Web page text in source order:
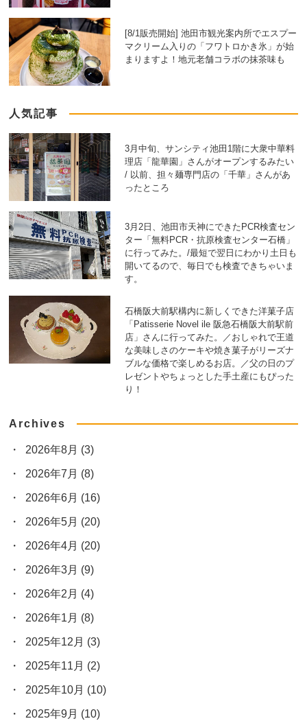
[8/1販売開始] 池田市観光案内所でエスプー
マクリーム入りの「フワトロかき氷」が始
まりますよ！地元老舗コラボの抹茶味も
人気記事
3月中旬、サンシティ池田1階に大衆中華料
理店「龍華園」さんがオープンするみたい
/ 以前、担々麺専門店の「千華」さんがあ
ったところ
3月2日、池田市天神にできたPCR検査セン
ター「無料PCR・抗原検査センター石橋」
に行ってみた。/最短で翌日にわかり土日も
開いてるので、毎日でも検査できちゃいま
す。
石橋阪大前駅構内に新しくできた洋菓子店
「Patisserie Novel ile 阪急石橋阪大前駅前
店」さんに行ってみた。／おしゃれで王道
な美味しさのケーキや焼き菓子がリーズナ
ブルな価格で楽しめるお店。／父の日のプ
レゼントやちょっとした手土産にもぴった
り！
Archives
2026年8月 (3)
2026年7月 (8)
2026年6月 (16)
2026年5月 (20)
2026年4月 (20)
2026年3月 (9)
2026年2月 (4)
2026年1月 (8)
2025年12月 (3)
2025年11月 (2)
2025年10月 (10)
2025年9月 (10)